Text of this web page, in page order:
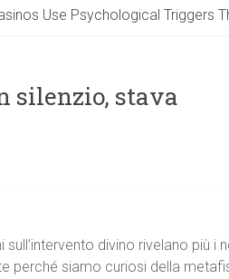
Use Psychological Triggers
silenzio, stava
divino rivelano più i
perché siamo curiosi della